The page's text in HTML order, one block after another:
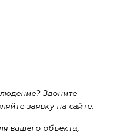
Звоните
заявку на сайте.
вашего объекта,